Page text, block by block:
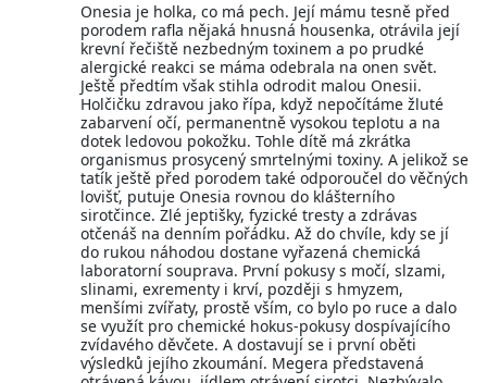
Onesia je holka, co má pech. Její mámu tesně před
porodem rafla nějaká hnusná housenka, otrávila její
krevní řečiště nezbedným toxinem a po prudké
alergické reakci se máma odebrala na onen svět.
Ještě předtím však stihla odrodit malou Onesii.
Holčičku zdravou jako řípa, když nepočítáme žluté
zabarvení očí, permanentně vysokou teplotu a na
dotek ledovou pokožku. Tohle dítě má zkrátka
organismus prosycený smrtelnými toxiny. A jelikož se
tatík ještě před porodem také odporoučel do věčných
lovišť, putuje Onesia rovnou do klášterního
sirotčince. Zlé jeptišky, fyzické tresty a zdrávas
otčenáš na denním pořádku. Až do chvíle, kdy se jí
do rukou náhodou dostane vyřazená chemická
laboratorní souprava. První pokusy s močí, slzami,
slinami, exrementy i krví, později s hmyzem,
menšími zvířaty, prostě vším, co bylo po ruce a dalo
se využít pro chemické hokus-pokusy dospívajícího
zvídavého děvčete. A dostavují se i první oběti
výsledků jejího zkoumání. Megera představená